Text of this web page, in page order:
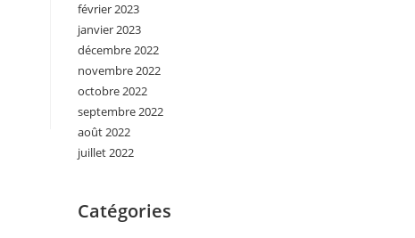
février 2023
janvier 2023
décembre 2022
novembre 2022
octobre 2022
septembre 2022
août 2022
juillet 2022
Catégories